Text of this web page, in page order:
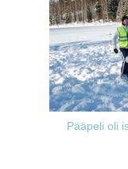
Pääpeli oli